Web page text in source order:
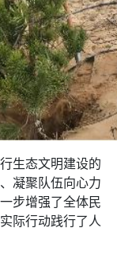
生态文明建设的
凝聚队伍向心力
步增强了全体民
际行动践行了人